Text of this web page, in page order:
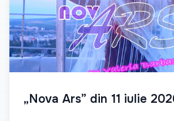
„Nova Ars” din 11 iulie